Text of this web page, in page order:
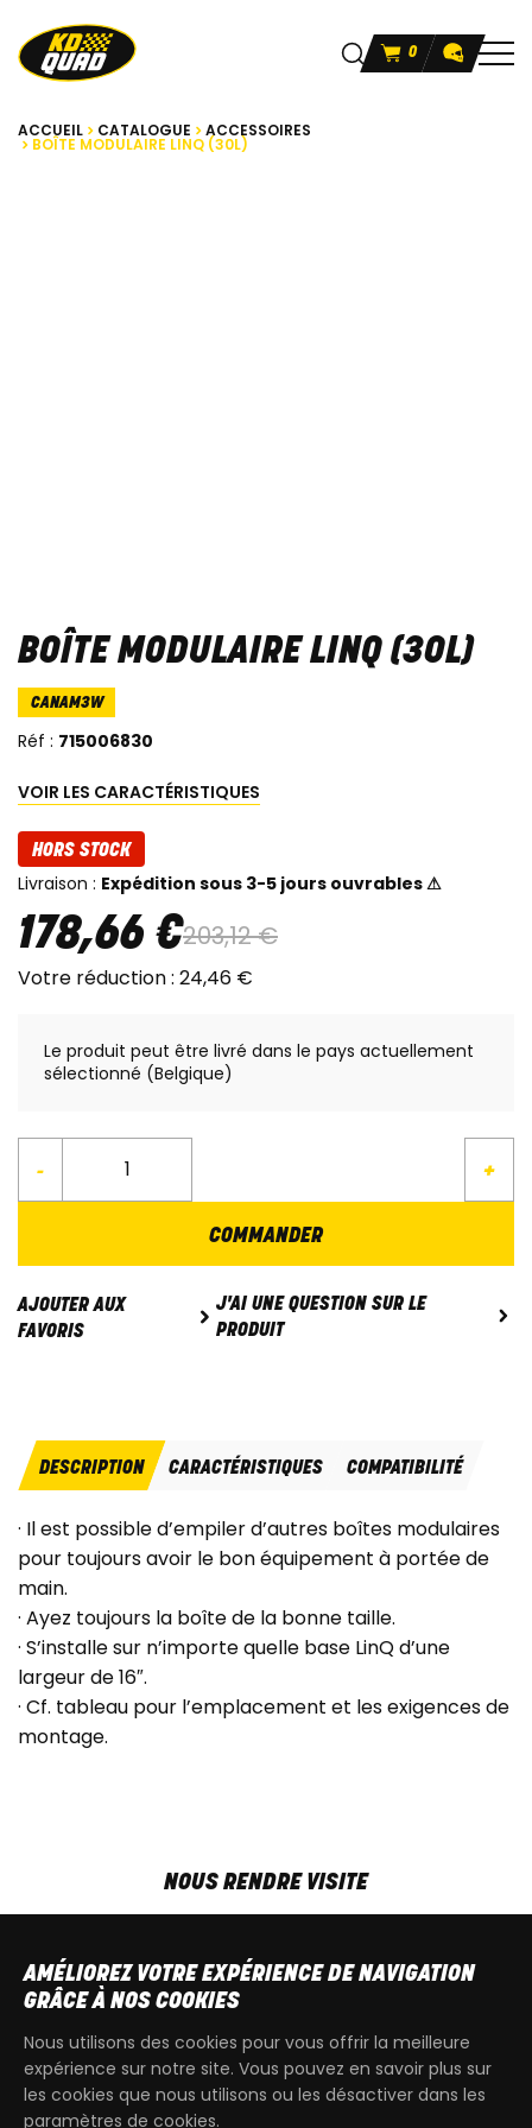
0
ACCUEIL CATALOGUE ACCESSOIRES
BOÎTE MODULAIRE LINQ (30L)
BOÎTE MODULAIRE LINQ (30L)
CANAM3W
Réf : 715006830
VOIR LES CARACTÉRISTIQUES
HORS STOCK
Livraison : Expédition sous 3-5 jours ouvrables ⚠
178,66 €203,12€
Votre réduction : 24,46 €
Le produit peut être livré dans le pays actuellement
sélectionné (Belgique)
- +
COMMANDER
AJOUTER AUX
FAVORIS
J'AI UNE QUESTION SUR LE
PRODUIT
DESCRIPTION CARACTÉRISTIQUES COMPATIBILITÉ
· Il est possible d’empiler d’autres boîtes modulaires
pour toujours avoir le bon équipement à portée de
main.
· Ayez toujours la boîte de la bonne taille.
· S’installe sur n’importe quelle base LinQ d’une
largeur de 16″.
· Cf. tableau pour l’emplacement et les exigences de
montage.
NOUS RENDRE VISITE
SAM9h00 - 13h30
T+32 64 700 970
AMÉLIOREZ VOTRE EXPÉRIENCE DE NAVIGATION
GRÂCE À NOS COOKIES
Nous utilisons des cookies pour vous offrir la meilleure
expérience sur notre site. Vous pouvez en savoir plus sur
les cookies que nous utilisons ou les désactiver dans les
paramètres de cookies.